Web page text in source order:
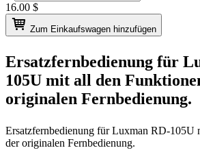
16.00 $
Zum Einkaufswagen hinzufügen
Ersatzfernbedienung für
105U mit all den
originalen Fernbedienung.
Ersatzfernbedienung fürLuxman RD-105U
der originalen Fernbedienung.